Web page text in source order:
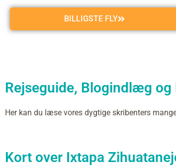
BILLIGSTE FLY
Rejseguide, Blogindlæg
Her kan du læse vores dygtige skribenters
Kort over Ixtapa